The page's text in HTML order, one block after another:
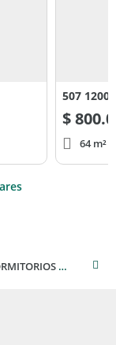
507 1200
$
64 m²
ALQUILO CASA EN LOS ACANTILADOS DOS DORMITORIOS POR 24 MESES.-